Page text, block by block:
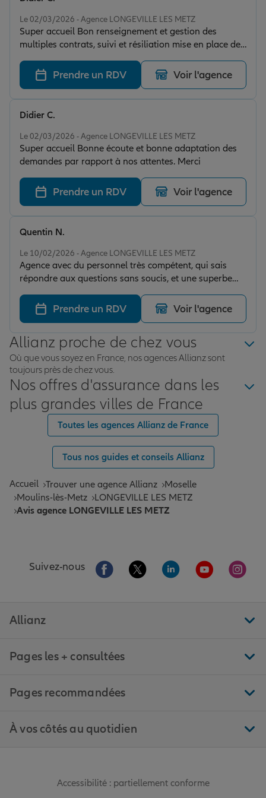
Le 02/03/2026 - Agence LONGEVILLE LES METZ
Super accueil Bon renseignement et gestion des
multiples contrats, suivi et résiliation mise en place de
contrat plus intéressant et souvent moins coûteux .
Merci LéaPrendre un RDV Voir l'agence
Le 02/03/2026 - Agence LONGEVILLE LES METZ
Super accueil Bonne écoute et bonne adaptation des
demandes par rapport à nos attentes. Merci
Didier C.
Prendre un RDV Voir l'agence
Le 10/02/2026 - Agence LONGEVILLE LES METZ
Agence avec du personnel très compétent, qui sais
répondre aux questions sans soucis, et une superbe
éfficacité. Merci à Clara pour son professionnalisme et
sa rapidité de travail.
Quentin N.
Prendre un RDV Voir l'agence
Allianz proche de chez vous
Où que vous soyez en France, nos agences Allianz sont
toujours près de chez vous.
Nos offres d'assurance dans les
plus grandes villes de France
Toutes les agences Allianz de France
Tous nos guides et conseils Allianz
Accueil Trouver une agence Allianz
Moselle
Moulins-lès-Metz
LONGEVILLE LES METZ
Avis agence LONGEVILLE LES METZ
Suivez-nous Aller sur la page Facebook de Allianz
Aller sur la page Twitter de
Aller sur la page
Aller sur la
Aller
Allianz
Pages les + consultées
Pages recommandées
À vos côtés au quotidien
Accessibilité : partiellement conforme